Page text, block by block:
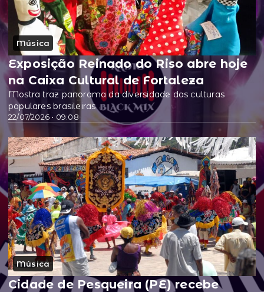
Música
22/07/2026 • 09:08
Exposição Reinado do Riso abre hoje
na Caixa Cultural de Fortaleza
Mostra traz panorama da diversidade das culturas
populares brasileiras
Música
Cidade de Pesqueira (PE) recebe